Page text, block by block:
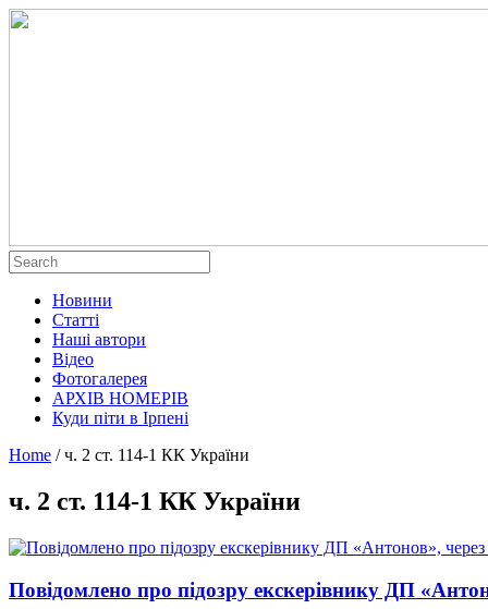
Новини
Статті
Наші автори
Відео
Фотогалерея
АРХІВ НОМЕРІВ
Куди піти в Ірпені
Home / ч. 2 ст. 114-1 КК України
ч. 2 ст. 114-1 КК України
Повідомлено про підозру екскерівнику ДП